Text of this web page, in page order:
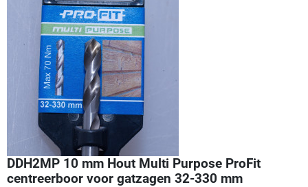
DDH2MP 10 mm Hout Multi Purpose ProFit
centreerboor voor gatzagen 32-330 mm